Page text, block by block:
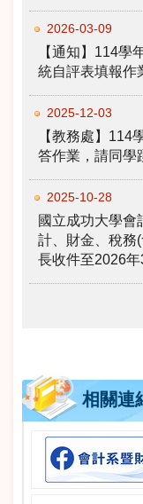
2026-03-09
【通知】114學
統自評表填報作
2025-12-03
【教務處】114
答作業，請同學
2025-10-28
國立成功大學會
計、財金、稅務
長收件至2026
相關連